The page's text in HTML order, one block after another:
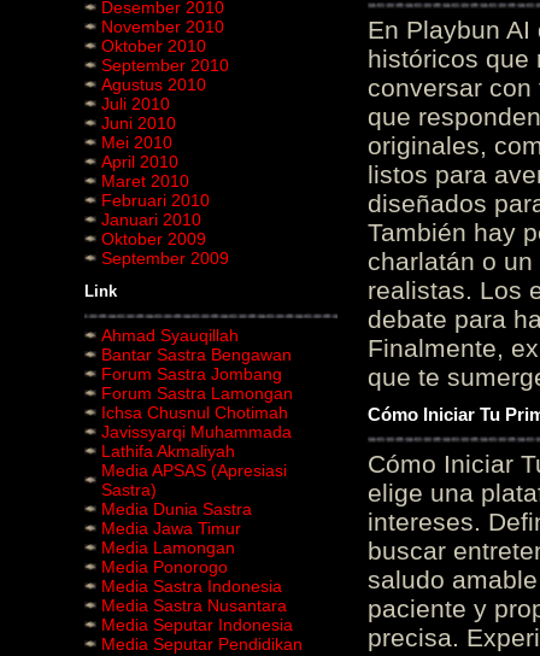
Desember 2010
November 2010
Oktober 2010
September 2010
Agustus 2010
Juli 2010
Juni 2010
Mei 2010
April 2010
Maret 2010
Februari 2010
Januari 2010
Oktober 2009
September 2009
Link
Ahmad Syauqillah
Bantar Sastra Bengawan
Forum Sastra Jombang
Forum Sastra Lamongan
Ichsa Chusnul Chotimah
Javissyarqi Muhammada
Lathifa Akmaliyah
Media APSAS (Apresiasi
Sastra)
Media Dunia Sastra
Media Jawa Timur
Media Lamongan
Media Ponorogo
Media Sastra Indonesia
Media Sastra Nusantara
Media Seputar Indonesia
Media Seputar Pendidikan
En Playbun
históricos que
conversar
que
originales,
listos para
diseñados
También hay
charlatán o
realistas. Los
debate para
Finalmente,
que te
Cómo Iniciar Tu
Cómo Iniciar
elige una
intereses.
buscar
saludo
paciente y
precisa.